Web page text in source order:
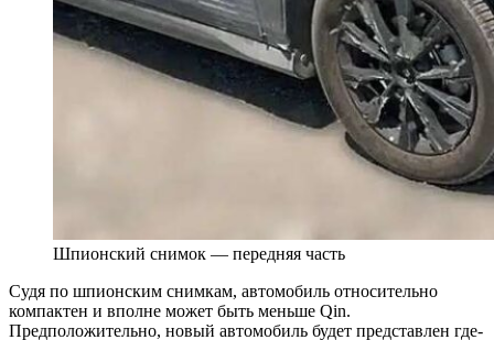
Шпионский снимок — передняя часть
Судя по шпионским снимкам, автомобиль относительно
компактен и вполне может быть меньше Qin.
Предположительно, новый автомобиль будет представлен где-